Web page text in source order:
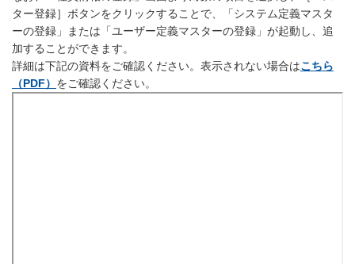
ター登録］ボタンをクリックすることで、「システム定義マスタ
ーの登録」または「ユーザー定義マスターの登録」が起動し、追
加することができます。
詳細は下記の資料をご確認ください。表示されない場合はこちら
（PDF） をご確認ください。